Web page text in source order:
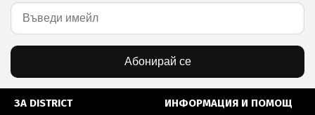
Абонирай се
ЗА DISTRICT ИНФОРМАЦИЯ И ПОМОЩ